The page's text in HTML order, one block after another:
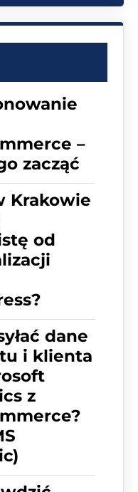
–
zacząć
Krakowie
od
dane
i klienta
z